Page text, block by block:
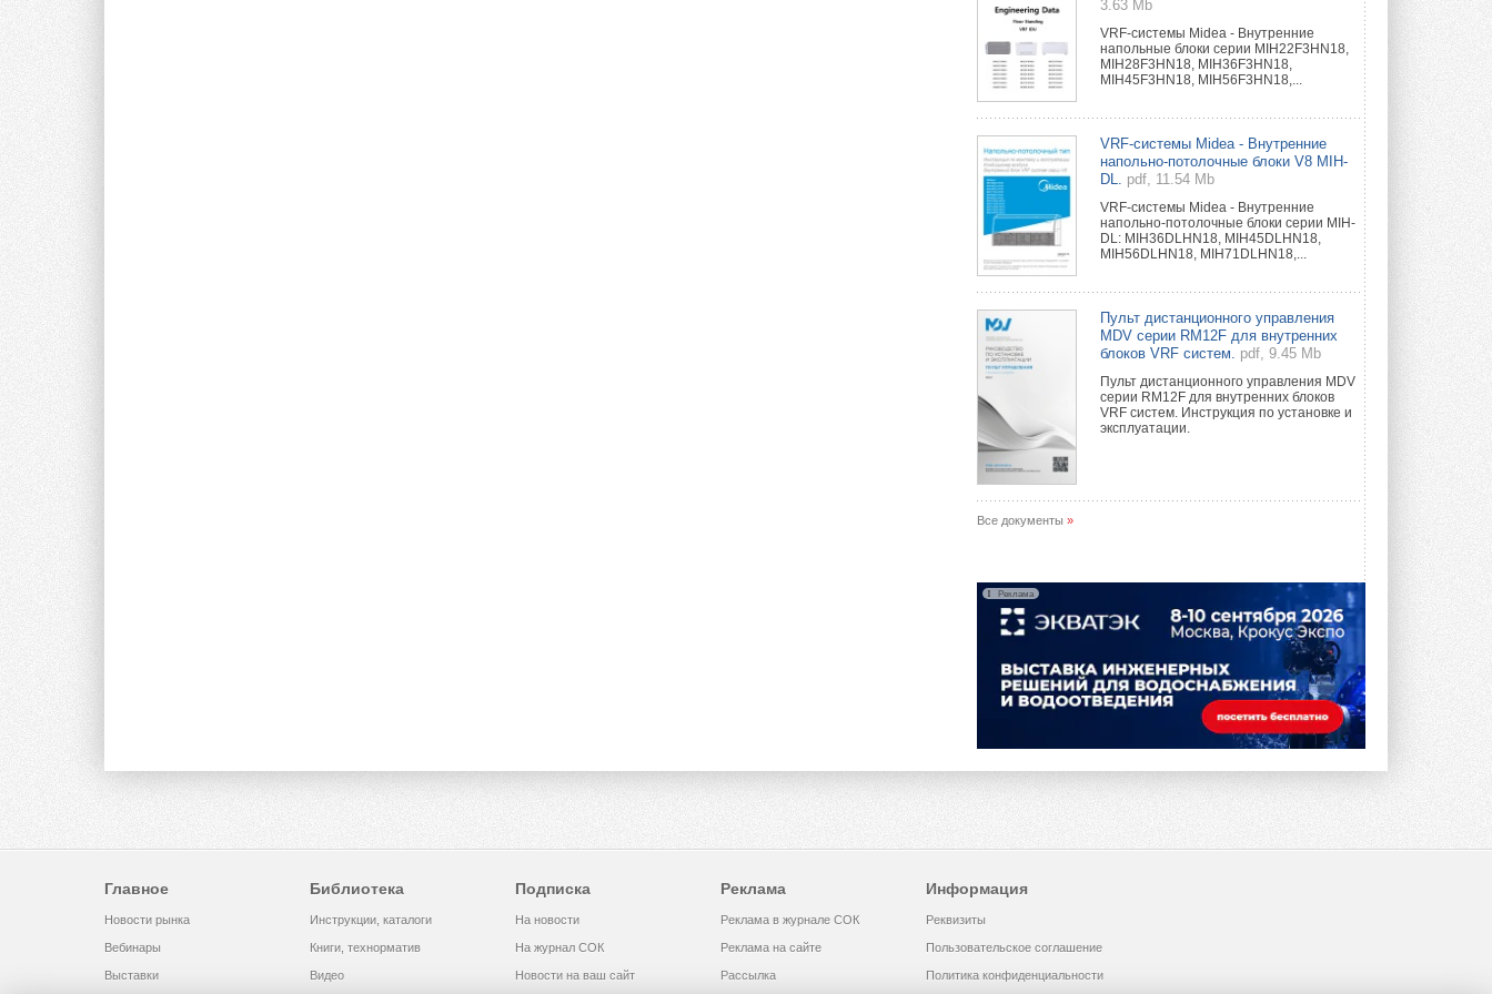
3.63 Mb
VRF-системы Midea - Внутренние
напольные блоки серии MIH22F3HN18,
MIH28F3HN18, MIH36F3HN18,
MIH45F3HN18, MIH56F3HN18,...
VRF-системы Midea - Внутренние
напольно-потолочные блоки V8 MIH-
DL.
pdf, 11.54 Mb
VRF-системы Midea - Внутренние
напольно-потолочные блоки серии MIH-
DL: MIH36DLHN18, MIH45DLHN18,
MIH56DLHN18, MIH71DLHN18,...
Пульт дистанционного управления
MDV серии RM12F для внутренних
блоков VRF систем.
pdf, 9.45 Mb
Пульт дистанционного управления MDV
серии RM12F для внутренних блоков
VRF систем. Инструкция по установке и
эксплуатации.
Все документы »
Реклама
Главное
Новости рынка
Вебинары
Выставки
Библиотека
Инструкции, каталоги
Книги, технорматив
Видео
Подписка
На новости
На журнал СОК
Новости на ваш сайт
Реклама
Реклама в журнале СОК
Реклама на сайте
Рассылка
Информация
Реквизиты
Пользовательское соглашение
Политика конфиденциальности